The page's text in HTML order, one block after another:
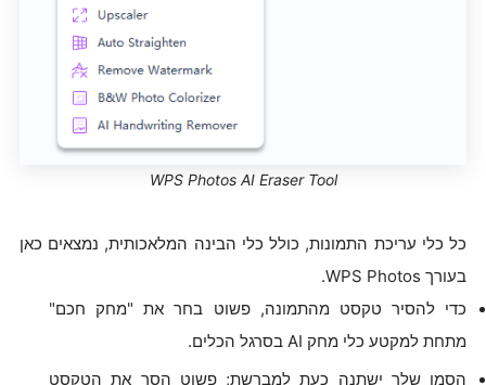
WPS Photos AI Eraser Tool
כל כלי עריכת התמונות, כולל כלי הבינה המלאכותית, נמצאים כאן
בעורך WPS Photos.
כדי להסיר טקסט מהתמונה, פשוט בחר את "מחק חכם"
מתחת למקטע כלי מחק AI בסרגל הכלים.
הסמן שלך ישתנה כעת למברשת; פשוט הסר את הטקסט